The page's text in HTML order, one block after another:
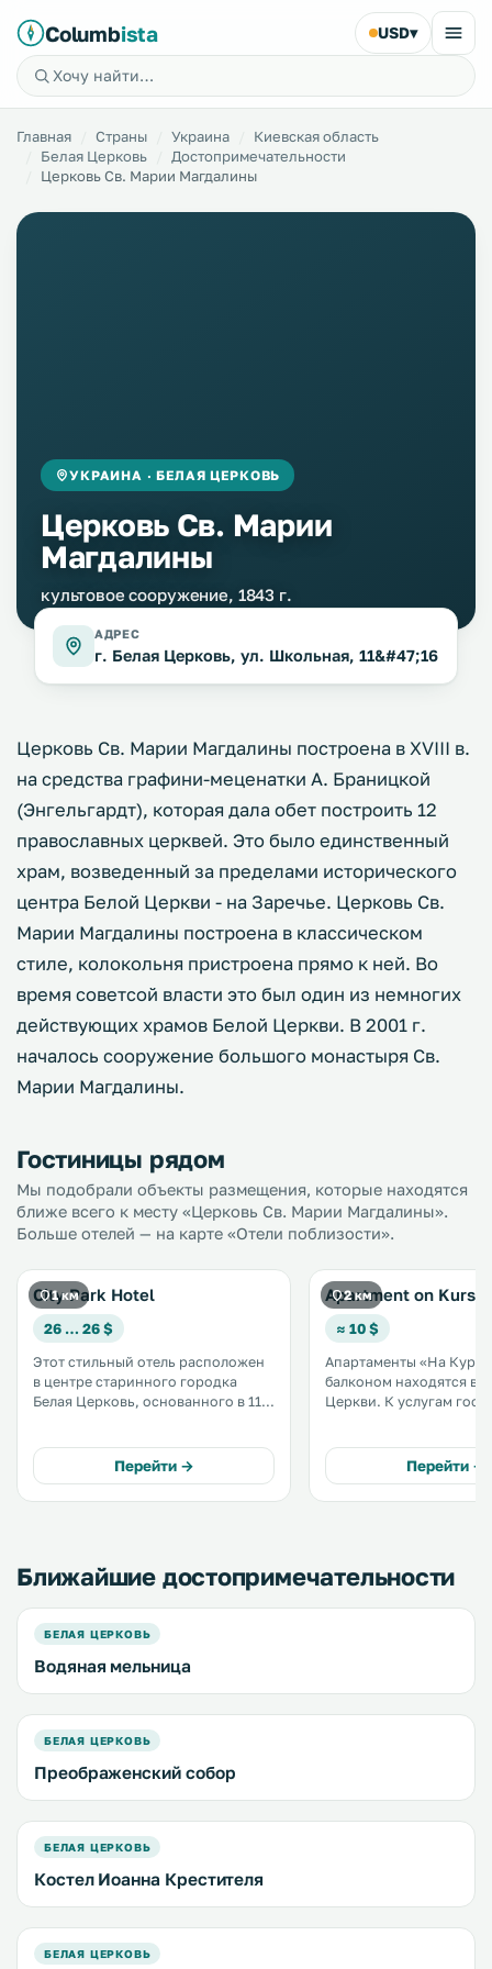
Columbista USD▾
Главная Страны Украина
Киевская область
Белая Церковь
Достопримечательности
Церковь Св. Марии Магдалины
УКРАИНА · БЕЛАЯ ЦЕРКОВЬ
Церковь Св. Марии
Магдалины
культовое сооружение, 1843 г.
АДРЕС
г. Белая Церковь, ул. Школьная, 11&#47;16
Церковь Св. Марии Магдалины построена в XVIII в.
на средства графини-меценатки А. Браницкой
(Энгельгардт), которая дала обет построить 12
православных церквей. Это было единственный
храм, возведенный за пределами исторического
центра Белой Церкви - на Заречье. Церковь Св.
Марии Магдалины построена в классическом
стиле, колокольня пристроена прямо к ней. Во
время советсой власти это был один из немногих
действующих храмов Белой Церкви. В 2001 г.
началось сооружение большого монастыря Св.
Марии Магдалины.
Гостиницы рядом
Мы подобрали объекты размещения, которые находятся
ближе всего к месту «Церковь Св. Марии Магдалины».
Больше отелей — на карте «Отели поблизости».
1 км
City Park Hotel
26 … 26 $
Этот стильный отель расположен
в центре старинного городка
Белая Церковь, основанного в 11
кондиционером и телевизором с
плоским экраном. .
Перейти →
2 км
Apartment on
≈ 10 $
Апартаменты «На
балконом находятся в
Церкви. К услугам гостей
духовкой и
печью. Предоставляются
полотенца и
Перейти →
Ближайшие достопримечательности
БЕЛАЯ ЦЕРКОВЬ
Водяная мельница
БЕЛАЯ ЦЕРКОВЬ
Преображенский собор
БЕЛАЯ ЦЕРКОВЬ
Костел Иоанна Крестителя
БЕЛАЯ ЦЕРКОВЬ